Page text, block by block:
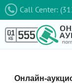
Call Center:
Онлайн-